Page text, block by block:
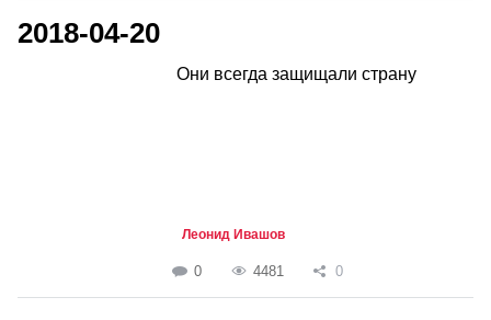
2018-04-20
Они всегда защищали страну
Леонид Ивашов
0 4481 0